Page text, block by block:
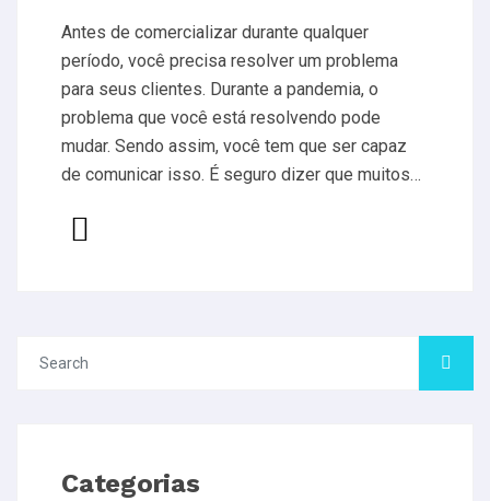
Antes de comercializar durante qualquer
período, você precisa resolver um problema
para seus clientes. Durante a pandemia, o
problema que você está resolvendo pode
mudar. Sendo assim, você tem que ser capaz
de comunicar isso. É seguro dizer que muitos…
Categorias